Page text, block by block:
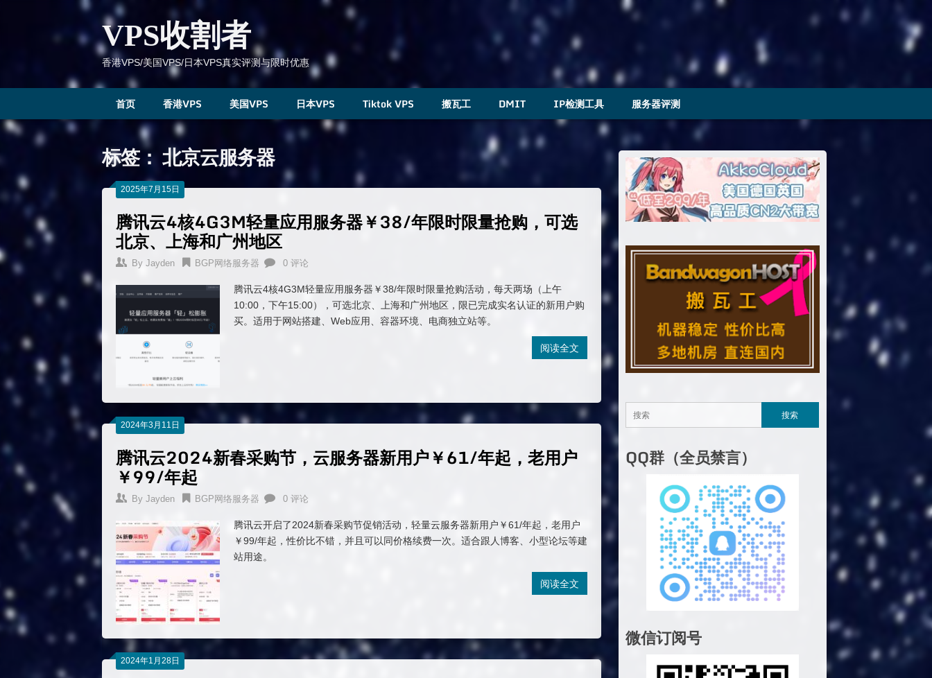
VPS收割者
香港VPS/美国VPS/日本VPS真实评测与限时优惠
首页 香港VPS 美国VPS 日本VPS Tiktok VPS 搬瓦工 DMIT IP检测工具 服务器评测
标签：北京云服务器
2025年7月15日
腾讯云4核4G3M轻量应用服务器￥38/年限时限量抢购，可选
北京、上海和广州地区
By Jayden BGP网络服务器 0 评论
腾讯云4核4G3M轻量应用服务器￥38/年限时限量抢购活动，每天两场（上午
10:00，下午15:00），可选北京、上海和广州地区，限已完成实名认证的新用户购
买。适用于网站搭建、Web应用、容器环境、电商独立站等。
阅读全文
2024年3月11日
腾讯云2024新春采购节，云服务器新用户￥61/年起，老用户
￥99/年起
By Jayden BGP网络服务器 0 评论
腾讯云开启了2024新春采购节促销活动，轻量云服务器新用户￥61/年起，老用户
￥99/年起，性价比不错，并且可以同价格续费一次。适合跟人博客、小型论坛等建
站用途。
阅读全文
2024年1月28日
QQ群（全员禁言）
微信订阅号